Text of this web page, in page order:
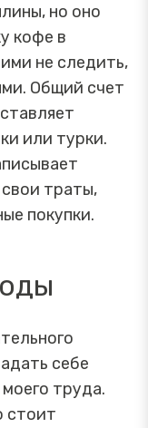
но оно
кофе в
не следить,
Общий счет
или турки.
траты,
покупки.
себе
труда.
стоит